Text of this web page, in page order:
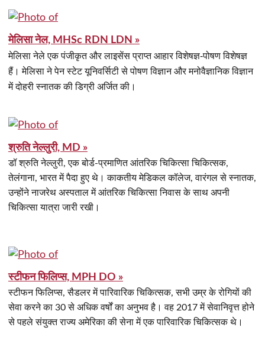
मेलिसा नेल, MHSc RDN LDN »
मेलिसा नेले एक पंजीकृत और लाइसेंस प्राप्त आहार विशेषज्ञ-पोषण विशेषज्ञ
हैं। मेलिसा ने पेन स्टेट यूनिवर्सिटी से पोषण विज्ञान और मनोवैज्ञानिक विज्ञान
में दोहरी स्नातक की डिग्री अर्जित की।
श्रुति नेल्लुरी, MD »
डॉ श्रुति नेल्लुरी, एक बोर्ड-प्रमाणित आंतरिक चिकित्सा चिकित्सक,
तेलंगाना, भारत में पैदा हुए थे। काकतीय मेडिकल कॉलेज, वारंगल से स्नातक,
उन्होंने नाजरेथ अस्पताल में आंतरिक चिकित्सा निवास के साथ अपनी
चिकित्सा यात्रा जारी रखी।
स्टीफन फिलिप्स, MPH DO »
स्टीफन फिलिप्स, सैडलर में पारिवारिक चिकित्सक, सभी उम्र के रोगियों की
सेवा करने का 30 से अधिक वर्षों का अनुभव है। वह 2017 में सेवानिवृत्त होने
से पहले संयुक्त राज्य अमेरिका की सेना में एक पारिवारिक चिकित्सक थे।